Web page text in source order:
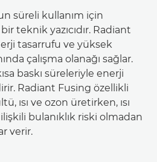
süreli kullanım için
teknik yazıcıdır. Radiant
tasarrufu ve yüksek
çalışma olanağı sağlar.
baskı süreleriyle enerji
Radiant Fusing özellikli
ısı ve ozon üretirken, ısı
bulanıklık riski olmadan
verir.